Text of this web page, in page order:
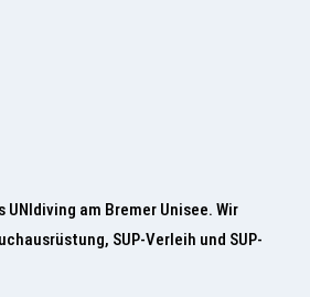
UNIdiving am Bremer Unisee. Wir
SUP-Verleih und SUP-